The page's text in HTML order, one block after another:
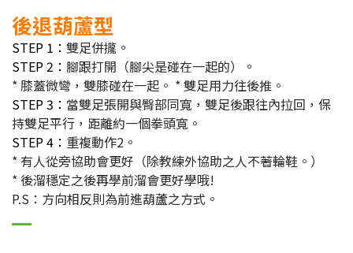
後退葫蘆型
STEP 1： 雙足併攏。
STEP 2： 腳跟打開（腳尖是碰在一起的）。
* 膝蓋微彎，雙膝碰在一起。 * 雙足用力往後推。
STEP 3： 當雙足張開與臀部同寬，雙足後跟往內拉回，保
持雙足平行，距離約一個拳頭寬。
STEP 4： 重複動作2。
* 有人從旁協助會更好（除教練外協助之人不著輪鞋。）
* 後溜穩定之後再學前溜會更好學哦!
P.S：方向相反則為前進葫蘆之方式。